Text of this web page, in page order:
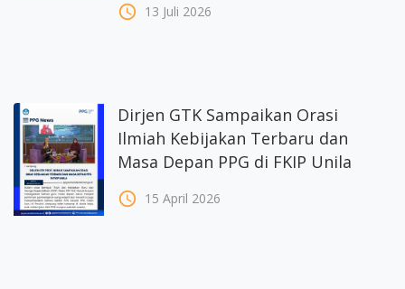
access_time 13 Juli 2026
Dirjen GTK Sampaikan Orasi
Ilmiah Kebijakan Terbaru dan
Masa Depan PPG di FKIP Unila
access_time 15 April 2026